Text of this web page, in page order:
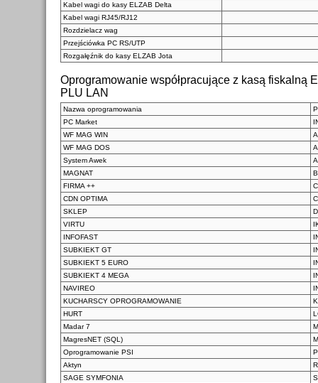
Kabel wagi do kasy ELZAB Delta
Kabel wagi RJ45/RJ12
Rozdzielacz wag
Przejściówka PC RS/UTP
Rozgałęźnik do kasy ELZAB Jota
Oprogramowanie współpracujące z kasą fiskalną
PLU LAN
Nazwa oprogramowania
PC Market
WF MAG WIN
WF MAG DOS
System Awek
MAGNAT
FIRMA ++
CDN OPTIMA
SKLEP
VIRTU
INFOFAST
SUBKIEKT GT
SUBKIEKT 5 EURO
SUBKIEKT 4 MEGA
NAVIREO
KUCHARSCY OPROGRAMOWANIE
HURT
Madar 7
MagresNET (SQL)
Oprogramowanie PSI
Aktyn
SAGE SYMFONIA